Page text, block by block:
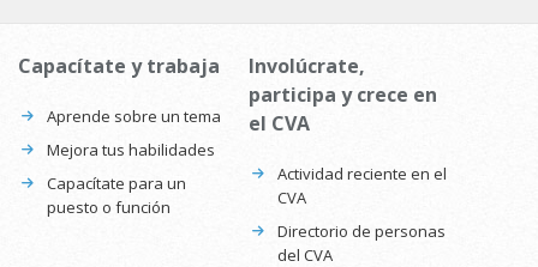
Capacítate y trabaja
Aprende sobre un tema
Mejora tus habilidades
Capacítate para un
puesto o función
Involúcrate,
participa y crece en
el CVA
Actividad reciente en el
CVA
Directorio de personas
del CVA